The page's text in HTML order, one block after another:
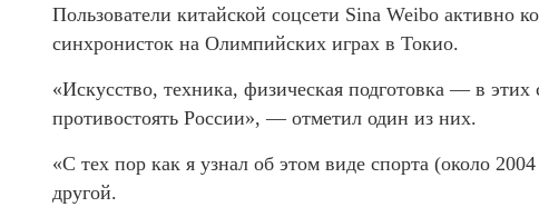
Пользователи китайской соцсети Sina Weibo активно
синхронисток на Олимпийских играх в Токио.
«Искусство, техника, физическая подготовка — в
противостоять России», — отметил один из них.
«С тех пор как я узнал об этом виде спорта (около
другой.